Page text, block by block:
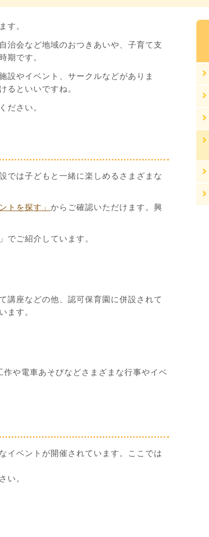
す。
治会など地域のおつきあいや、子育て支
期です。
設やイベント、サークルなどがありま
るといいですね。
ださい。
では子どもと一緒に楽しめるさまざまな
トを探す」 からご確認いただけます。興
」でご紹介しています。
講座などの他、認可保育園に併設されて
ます。
や電車あそびなどさまざまな行事やイベ
イベントが開催されています。ここでは
い。